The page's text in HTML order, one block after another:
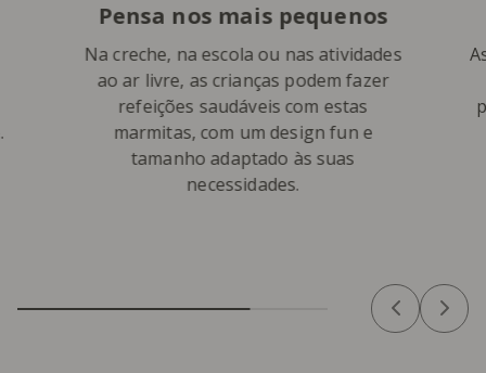
Pensa nos mais pequenos
Na creche, na escola ou nas atividades
ao ar livre, as crianças podem fazer
refeições saudáveis com estas
marmitas, com um design fun e
tamanho adaptado às suas
necessidades.